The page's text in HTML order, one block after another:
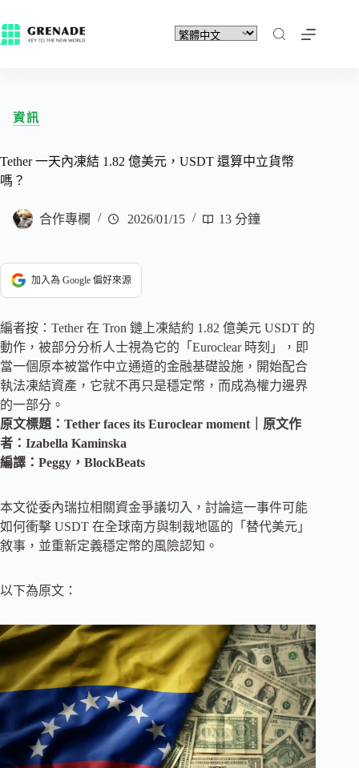
資訊
Tether 一天內凍結 1.82 億美元，USDT 還算中立貨幣
嗎？
合作專欄 2026/01/15 13 分鐘
加入為 Google 偏好來源
編者按：Tether 在 Tron 鏈上凍結約 1.82 億美元 USDT 的
動作，被部分分析人士視為它的「Euroclear 時刻」，即
當一個原本被當作中立通道的金融基礎設施，開始配合
執法凍結資產，它就不再只是穩定幣，而成為權力邊界
的一部分。
原文標題：Tether faces its Euroclear moment｜原文作
者：Izabella Kaminska
編譯：Peggy，BlockBeats
本文從委內瑞拉相關資金爭議切入，討論這一事件可能
如何衝擊 USDT 在全球南方與制裁地區的「替代美元」
敘事，並重新定義穩定幣的風險認知。
以下為原文：